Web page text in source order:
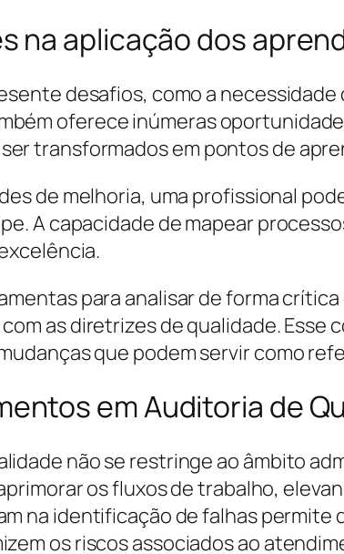
na aplicação dos
desafios, como a
oferece inúmeras
transformados em pontos de
de melhoria, uma profissional
A capacidade de mapear
para analisar de forma
as diretrizes de qualidade. Esse
que podem servir como
em Auditoria de
não se restringe ao âmbito
os fluxos de trabalho,
na identificação de falhas
os riscos associados ao